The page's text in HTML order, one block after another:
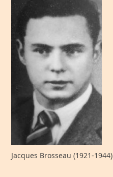
Jacques Brosseau (1921-1944)